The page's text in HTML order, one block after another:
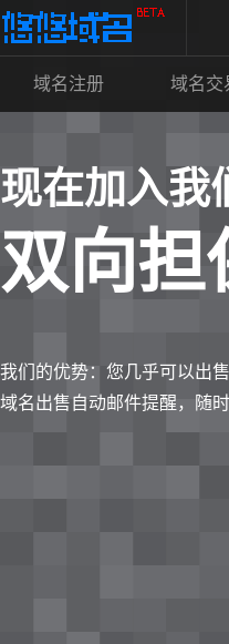
域名注册 域名交
现在加入我
双向担
我们的优势：您几乎可以出
域名出售自动邮件提醒，随时